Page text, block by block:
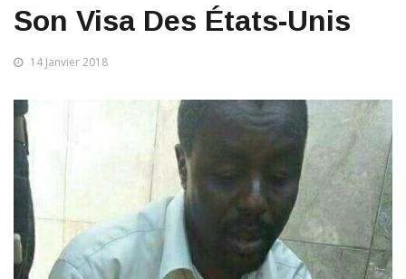
Son Visa Des États-Unis
14 Janvier 2018